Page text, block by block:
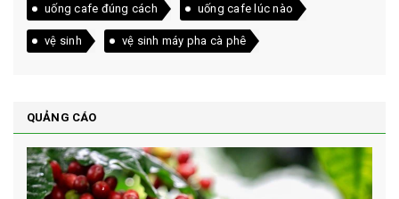
uống cafe đúng cách uống cafe lúc nào
vệ sinh vệ sinh máy pha cà phê
QUẢNG CÁO